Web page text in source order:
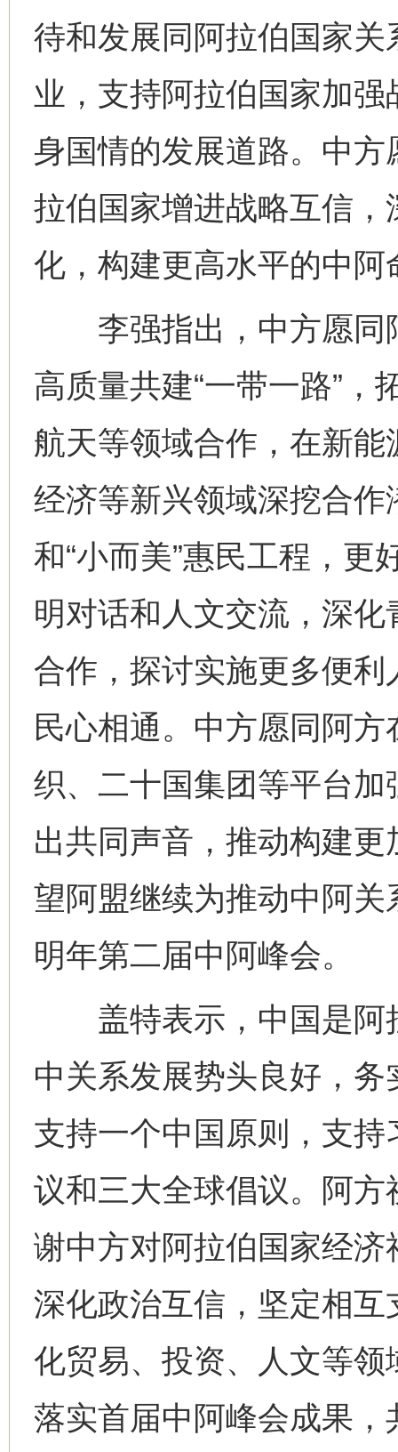
待和发展同阿拉伯国家
业，支持阿拉伯国家加
身国情的发展道路。中
拉伯国家增进战略互信
化，构建更高水平的中阿
李强指出，中方愿同
高质量共建“一带一路”
航天等领域合作，在新
经济等新兴领域深挖合
和“小而美”惠民工程，更
明对话和人文交流，深
合作，探讨实施更多便
民心相通。中方愿同阿
织、二十国集团等平台
出共同声音，推动构建
望阿盟继续为推动中阿
明年第二届中阿峰会。
盖特表示，中国是阿
中关系发展势头良好，
支持一个中国原则，支持
议和三大全球倡议。阿
谢中方对阿拉伯国家经
深化政治互信，坚定相
化贸易、投资、人文等
落实首届中阿峰会成果
网上购药对药下症？